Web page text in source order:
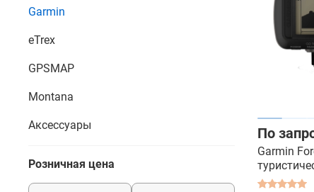
Garmin
eTrex
GPSMAP
Montana
Аксессуары
Розничная цена
По
Garmin